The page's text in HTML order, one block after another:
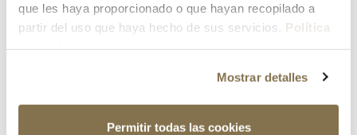
que les haya proporcionado o que hayan recopilado a
partir del uso que haya hecho de sus servicios. Política
Mostrar detalles
Permitir todas las cookies